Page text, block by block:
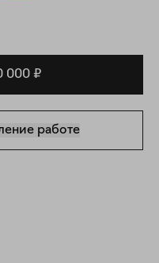
000 ₽
работе